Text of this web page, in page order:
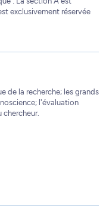
exclusivement réservée
de la recherche; les grands
l'évaluation